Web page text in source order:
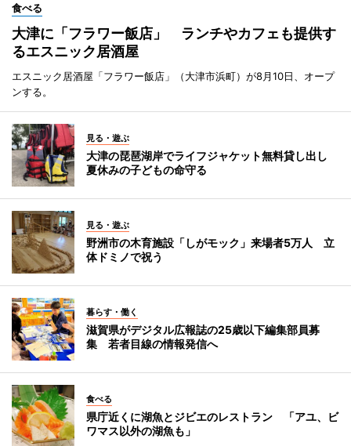
食べる
大津に「フラワー飯店」 ランチやカフェも提供す
るエスニック居酒屋
エスニック居酒屋「フラワー飯店」（大津市浜町）が8月10日、オープ
ンする。
見る・遊ぶ
大津の琵琶湖岸でライフジャケット無料貸し出し
夏休みの子どもの命守る
見る・遊ぶ
野洲市の木育施設「しがモック」来場者5万人 立
体ドミノで祝う
暮らす・働く
滋賀県がデジタル広報誌の25歳以下編集部員募
集 若者目線の情報発信へ
食べる
県庁近くに湖魚とジビエのレストラン 「アユ、ビ
ワマス以外の湖魚も」